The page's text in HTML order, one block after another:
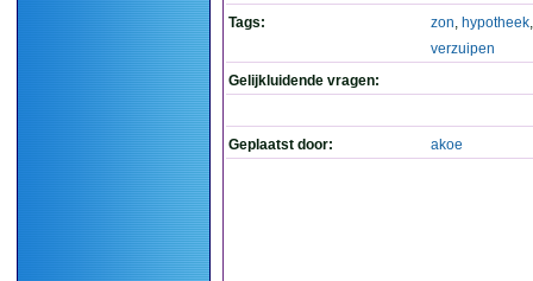
Tags:
zon, hypotheek
verzuipen
Gelijkluidende vragen:
Geplaatst door: akoe